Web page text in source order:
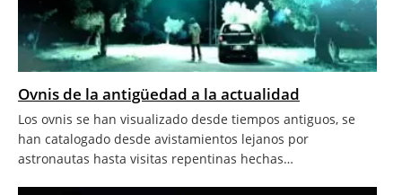
Ovnis de la antigüedad a la actualidad
Los ovnis se han visualizado desde tiempos antiguos, se
han catalogado desde avistamientos lejanos por
astronautas hasta visitas repentinas hechas…